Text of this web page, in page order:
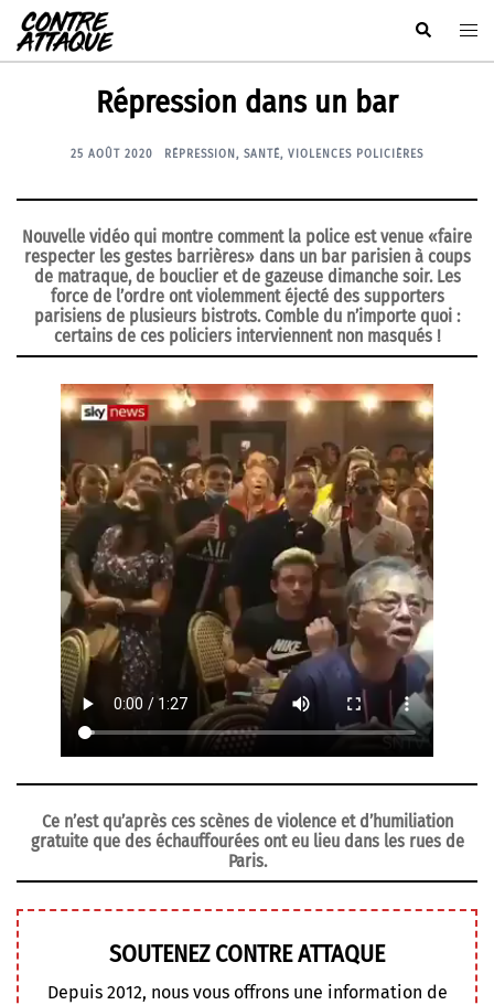
Aller
au
contenu
Rechercher
Répression dans un bar
25 AOÛT 2020 RÉPRESSION , SANTÉ, VIOLENCES POLICIÈRES
Nouvelle vidéo qui montre comment la police est venue «faire
respecter les gestes barrières» dans un bar parisien à coups
de matraque, de bouclier et de gazeuse dimanche soir. Les
force de l’ordre ont violemment éjecté des supporters
parisiens de plusieurs bistrots. Comble du n’importe quoi :
certains de ces policiers interviennent non masqués !
Ce n’est qu’après ces scènes de violence et d’humiliation
gratuite que des échauffourées ont eu lieu dans les rues de
Paris.
SOUTENEZ CONTRE ATTAQUE
Depuis 2012, nous vous offrons une information de